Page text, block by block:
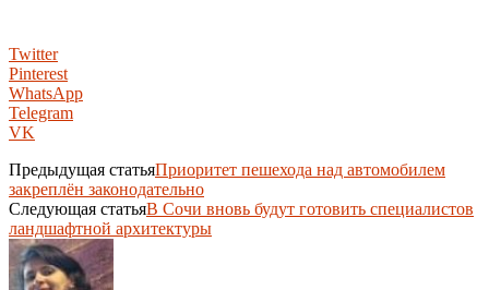
Twitter
Pinterest
WhatsApp
Telegram
VK
Предыдущая статьяПриоритет пешехода над автомобилем
закреплён законодательно
Следующая статьяВ Сочи вновь будут готовить специалистов
ландшафтной архитектуры